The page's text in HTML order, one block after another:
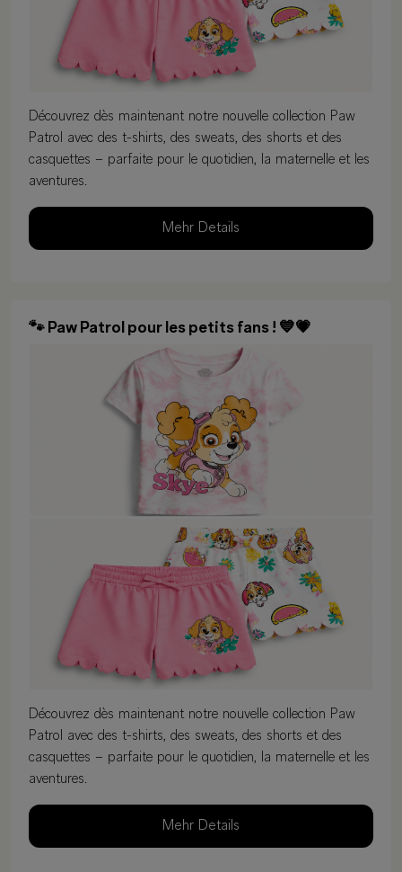
Découvrez dès maintenant notre nouvelle collection Paw
Patrol avec des t-shirts, des sweats, des shorts et des
casquettes – parfaite pour le quotidien, la maternelle et les
aventures.
Mehr Details
🐾 Paw Patrol pour les petits fans ! 💙💗
Découvrez dès maintenant notre nouvelle collection Paw
Patrol avec des t-shirts, des sweats, des shorts et des
casquettes – parfaite pour le quotidien, la maternelle et les
aventures.
Mehr Details